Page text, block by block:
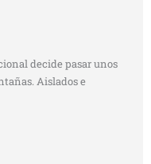
decide pasar unos
Aislados e